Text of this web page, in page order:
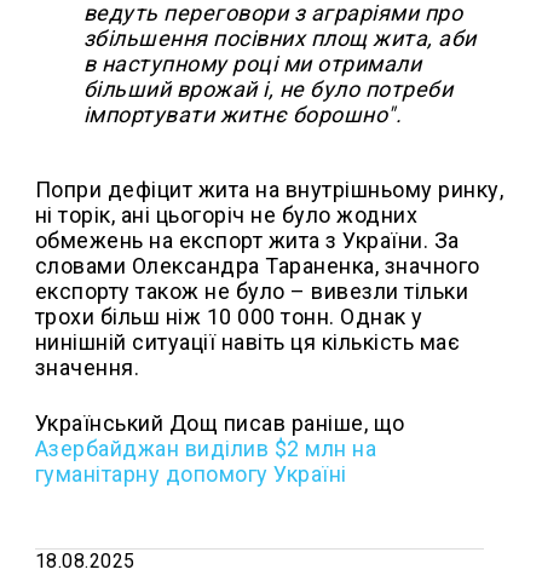
ведуть переговори з аграріями про
збільшення посівних площ жита, аби
в наступному році ми отримали
більший врожай і, не було потреби
імпортувати житнє борошно".
Попри дефіцит жита на внутрішньому ринку,
ні торік, ані цьогоріч не було жодних
обмежень на експорт жита з України. За
словами Олександра Тараненка, значного
експорту також не було – вивезли тільки
трохи більш ніж 10 000 тонн. Однак у
нинішній ситуації навіть ця кількість має
значення.
Український Дощ писав раніше, що
Азербайджан виділив $2 млн на
гуманітарну допомогу Україні
18.08.2025